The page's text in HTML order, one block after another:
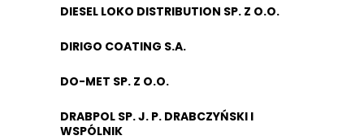
DIESEL LOKO DISTRIBUTION SP. Z O.O.
DIRIGO COATING S.A.
DO-MET SP. Z O.O.
DRABPOL SP. J. P. DRABCZYŃSKI I
WSPÓLNIK